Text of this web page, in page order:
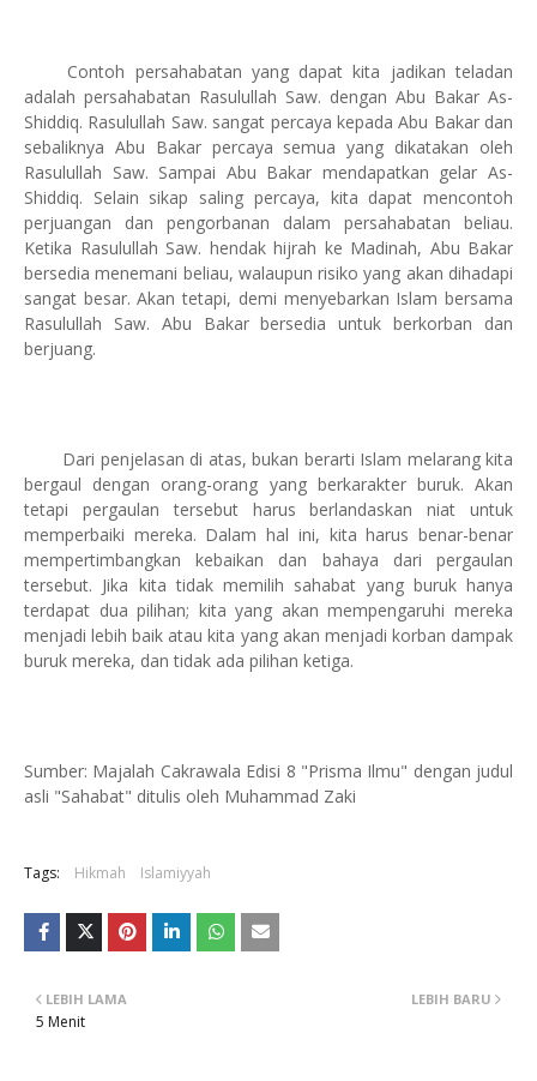
Contoh persahabatan yang dapat kita jadikan teladan
adalah persahabatan Rasulullah Saw. dengan Abu Bakar As-
Shiddiq. Rasulullah Saw. sangat percaya kepada Abu Bakar dan
sebaliknya Abu Bakar percaya semua yang dikatakan oleh
Rasulullah Saw. Sampai Abu Bakar mendapatkan gelar As-
Shiddiq. Selain sikap saling percaya, kita dapat mencontoh
perjuangan dan pengorbanan dalam persahabatan beliau.
Ketika Rasulullah Saw. hendak hijrah ke Madinah, Abu Bakar
bersedia menemani beliau, walaupun risiko yang akan dihadapi
sangat besar. Akan tetapi, demi menyebarkan Islam bersama
Rasulullah Saw. Abu Bakar bersedia untuk berkorban dan
berjuang.
Dari penjelasan di atas, bukan berarti Islam melarang kita
bergaul dengan orang-orang yang berkarakter buruk. Akan
tetapi pergaulan tersebut harus berlandaskan niat untuk
memperbaiki mereka. Dalam hal ini, kita harus benar-benar
mempertimbangkan kebaikan dan bahaya dari pergaulan
tersebut. Jika kita tidak memilih sahabat yang buruk hanya
terdapat dua pilihan; kita yang akan mempengaruhi mereka
menjadi lebih baik atau kita yang akan menjadi korban dampak
buruk mereka, dan tidak ada pilihan ketiga.
Sumber: Majalah Cakrawala Edisi 8 "Prisma Ilmu" dengan judul
asli "Sahabat" ditulis oleh Muhammad Zaki
Tags: Hikmah Islamiyyah
LEBIH BARU
LEBIH LAMA
5 Menit